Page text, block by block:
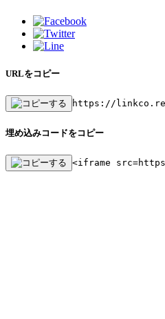
URLをコピー
https://linkco.re/
埋め込みコードをコピー
<iframe